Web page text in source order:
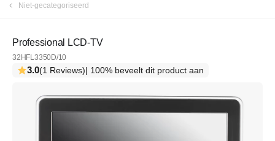
Niet-gecategoriseerd
Professional LCD-TV
32HFL3350D/10
3.0(1 Reviews)| 100% beveelt dit product aan